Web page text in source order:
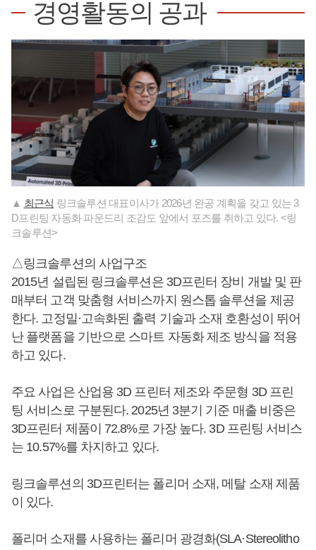
경영활동의 공과
▲ 최근식 링크솔루션 대표이사가 2026년 완공 계획을 갖고 있는 3
D프린팅 자동화 파운드리 조감도 앞에서 포즈를 취하고 있다. <링
크솔루션>
△링크솔루션의 사업구조
2015년 설립된 링크솔루션은 3D프린터 장비 개발 및 판
매부터 고객 맞춤형 서비스까지 원스톱 솔루션을 제공
한다. 고정밀·고속화된 출력 기술과 소재 호환성이 뛰어
난 플랫폼을 기반으로 스마트 자동화 제조 방식을 적용
하고 있다.
주요 사업은 산업용 3D 프린터 제조와 주문형 3D 프린
팅 서비스로 구분된다. 2025년 3분기 기준 매출 비중은
3D프린터 제품이 72.8%로 가장 높다. 3D 프린팅 서비스
는 10.57%를 차지하고 있다.
링크솔루션의 3D프린터는 폴리머 소재, 메탈 소재 제품
이 있다.
폴리머 소재를 사용하는 폴리머 광경화(SLA·Stereolitho